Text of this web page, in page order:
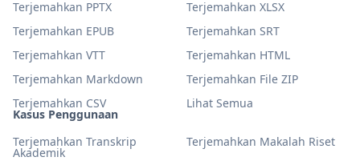
Kasus Penggunaan
Terjemahkan Transkrip
Akademik
Terjemahkan Makalah Riset
Terjemahkan PPTX
Terjemahkan XLSX
Terjemahkan EPUB
Terjemahkan SRT
Terjemahkan VTT
Terjemahkan HTML
Terjemahkan Markdown
Terjemahkan File ZIP
Terjemahkan CSV
Lihat Semua